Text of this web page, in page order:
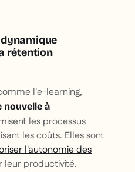
rétention
l'e-learning,
nouvelle à
les processus
les coûts. Elles sont
l'autonomie des
leur productivité.